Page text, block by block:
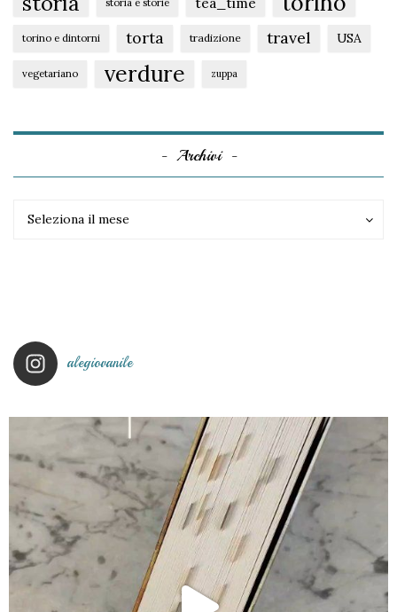
storia e storie
torino e dintorni torta tradizione travel USA
vegetariano verdure zuppa
Archivi
Seleziona il mese
alegiovanile